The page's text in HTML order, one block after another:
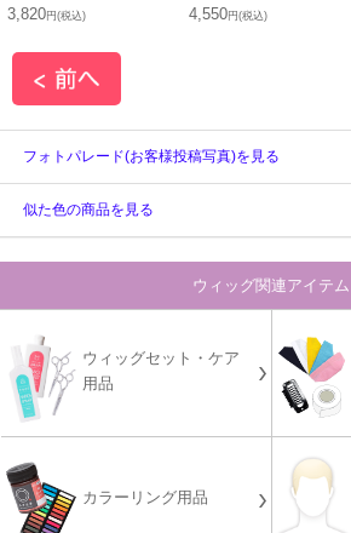
3,820円(税込)
4,550円(税込)
フォトパレード(お客様投稿写真)を見る
似た色の商品を見る
ウィッグ関連アイテム
ウィッグセット・ケア
用品
カラーリング用品